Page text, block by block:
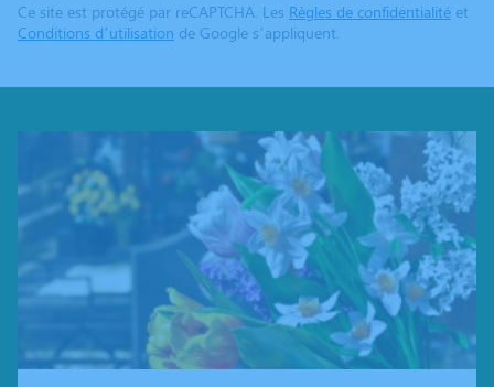
Ce site est protégé par reCAPTCHA. Les Règles de confidentialité et
Conditions d’utilisation de Google s’appliquent.